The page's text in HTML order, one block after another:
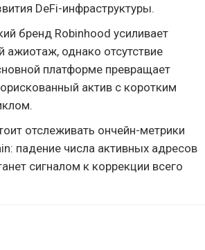
DeFi-инфраструктуры.
бренд Robinhood усиливает
ажиотаж, однако отсутствие
платформе превращает
актив с коротким
отслеживать ончейн-метрики
падение числа активных адресов
сигналом к коррекции всего